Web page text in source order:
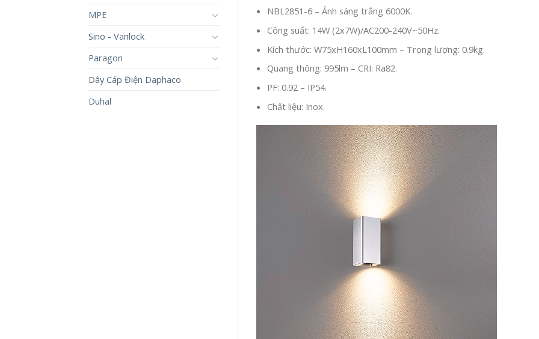
MPE
Sino - Vanlock
Paragon
Dây Cáp Điện Daphaco
Duhal
NBL2851-6 – Ánh sáng trắng 6000K.
Công suất: 14W (2x7W)/AC200-240V~50Hz.
Kích thước: W75xH160xL100mm – Trọng lượng: 0.9kg.
Quang thông: 995lm – CRI: Ra82.
PF: 0.92 – IP54.
Chất liệu: Inox.